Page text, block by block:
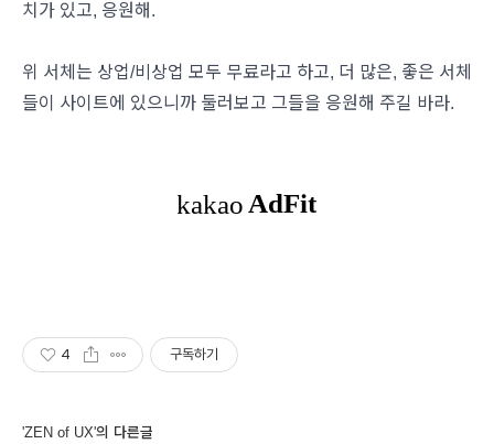
치가 있고, 응원해.
위 서체는 상업/비상업 모두 무료라고 하고, 더 많은, 좋은 서체
들이 사이트에 있으니까 둘러보고 그들을 응원해 주길 바라.
4 구독하기
'ZEN of UX'의 다른글